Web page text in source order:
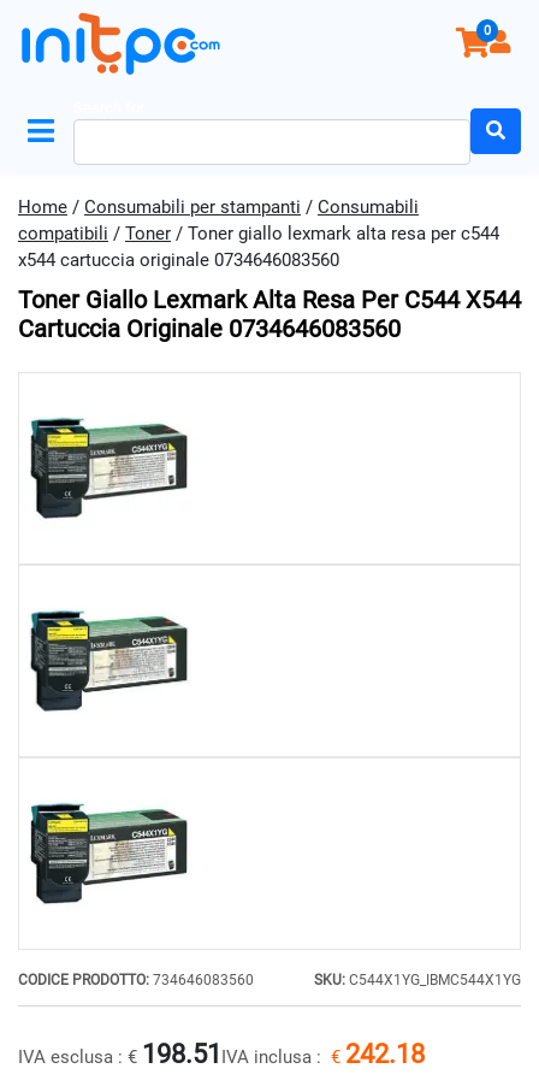
0
Home / Consumabili per stampanti / Consumabili
compatibili / Toner / Toner giallo lexmark alta resa per c544
x544 cartuccia originale 0734646083560
Toner Giallo Lexmark Alta Resa Per C544 X544
Cartuccia Originale 0734646083560
CODICE PRODOTTO: 734646083560 SKU: C544X1YG_IBMC544X1YG
IVA esclusa : € 198.51 IVA inclusa : € 242.18